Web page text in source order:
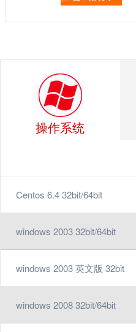
操作系统
Centos 6.4 32bit/64bit
windows 2003 32bit/64bit
windows 2003 英文版 32bit
windows 2008 32bit/64bit